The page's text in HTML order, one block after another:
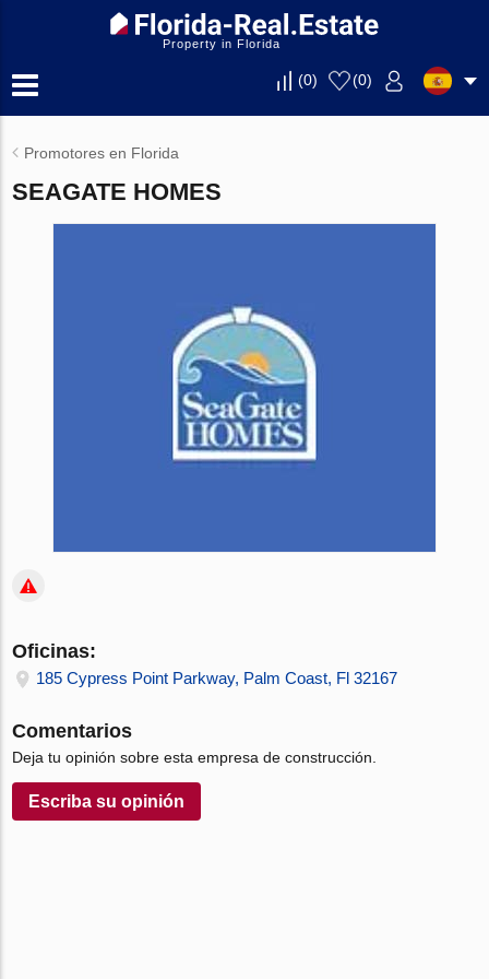
Property in Florida
(0) (0)
Promotores en Florida
SEAGATE HOMES
Oficinas:
185 Cypress Point Parkway, Palm Coast, Fl 32167
Comentarios
Deja tu opinión sobre esta empresa de construcción.
Escriba su opinión